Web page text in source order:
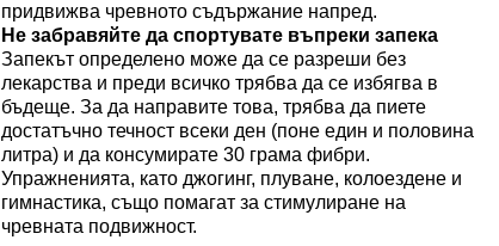
придвижва чревното съдържание напред.
Не забравяйте да спортувате въпреки запека
Запекът определено може да се разреши без
лекарства и преди всичко трябва да се избягва в
бъдеще. За да направите това, трябва да пиете
достатъчно течност всеки ден (поне един и половина
литра) и да консумирате 30 грама фибри.
Упражненията, като джогинг, плуване, колоездене и
гимнастика, също помагат за стимулиране на
чревната подвижност.